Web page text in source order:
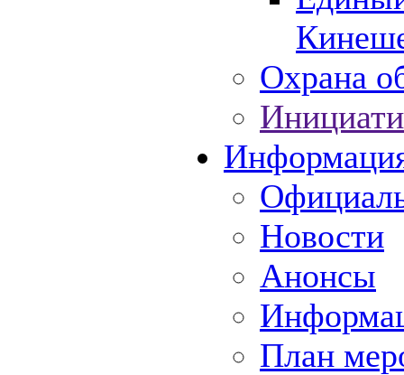
Охрана
Новости
Анонсы
План